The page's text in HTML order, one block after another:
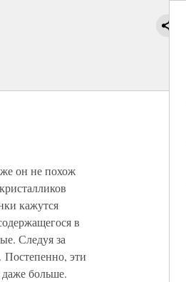
он не похож
кажутся
в
Следуя за
эти
больше.